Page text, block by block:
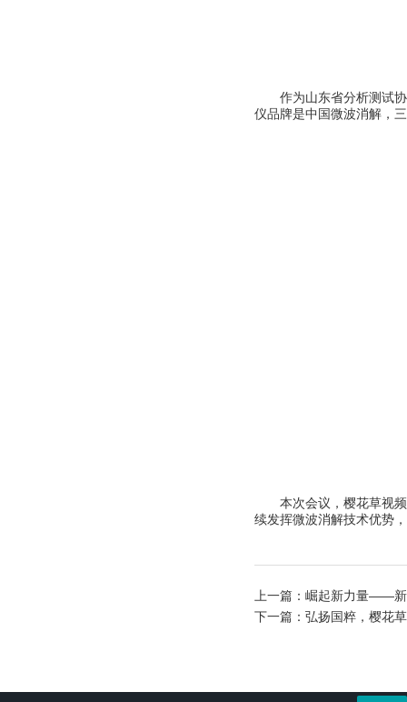
作为山东省分析测试协会
仪品牌是中国微波消解，
本次会议，樱花草视频
续发挥微波消解技术优势
上一篇： 崛起新力量——新
下一篇： 弘扬国粹，樱